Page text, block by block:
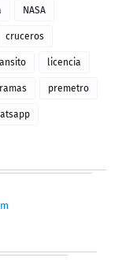
NASA
cruceros
licencia
premetro